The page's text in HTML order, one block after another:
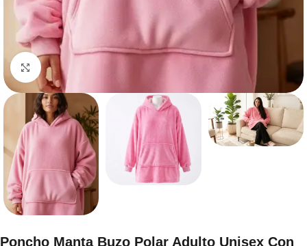
Haga clic para ampliar
Poncho Manta Buzo Polar Adulto Unisex Con